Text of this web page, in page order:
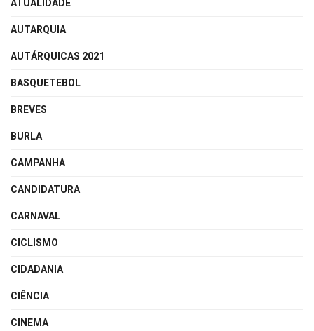
ATUALIDADE
AUTARQUIA
AUTÁRQUICAS 2021
BASQUETEBOL
BREVES
BURLA
CAMPANHA
CANDIDATURA
CARNAVAL
CICLISMO
CIDADANIA
CIÊNCIA
CINEMA